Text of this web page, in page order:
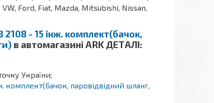
VW, Ford, Fiat, Mazda, Mitsubishi, Nissan,
- 15 інж. комплект(бачок,
в автомагазині ARK ДЕТАЛІ:
України;
паровідвідний шланг,